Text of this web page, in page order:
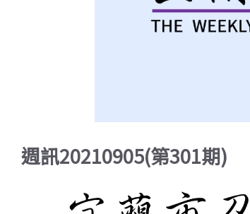
週訊20210905(第301期)